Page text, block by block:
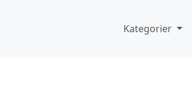
Kategorier